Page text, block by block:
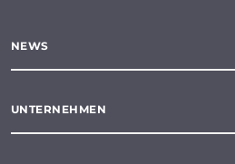
NEWS
UNTERNEHMEN